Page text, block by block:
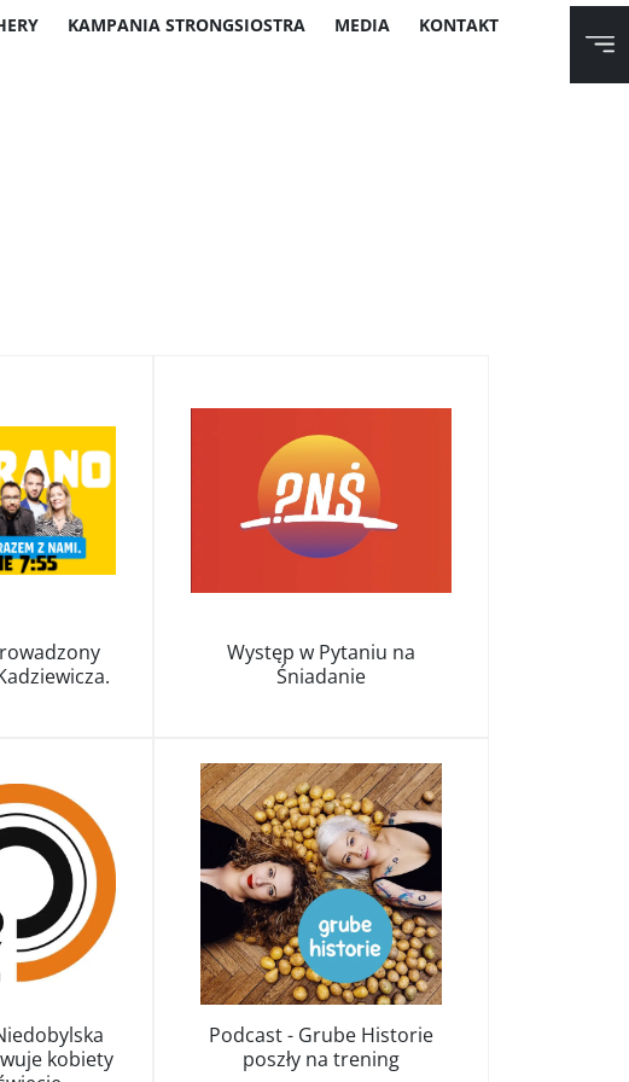
KAMPANIA STRONGSIOSTRA MEDIA
KONTAKT
Występ w Pytaniu na
Śniadanie
kobiety
Podcast - Grube Historie
poszły na trening
oraz